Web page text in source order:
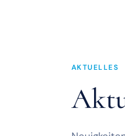
AKTUELLES